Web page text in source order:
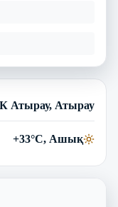
Атырау, Атырау
+33°C, Ашық